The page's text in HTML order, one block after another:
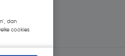
dan
cookies